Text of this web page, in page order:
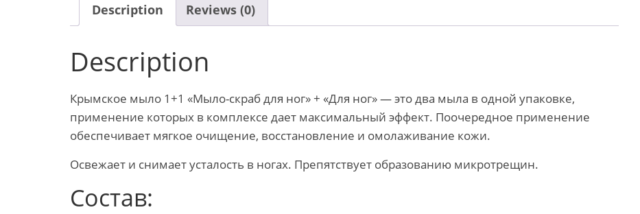
Description Reviews (0)
Description
Крымское мыло 1+1 «Мыло-скраб для ног» + «Для ног» — это два мыла в одной упаковке,
применение которых в комплексе дает максимальный эффект. Поочередное применение
обеспечивает мягкое очищение, восстановление и омолаживание кожи.
Освежает и снимает усталость в ногах. Препятствует образованию микротрещин.
Состав: